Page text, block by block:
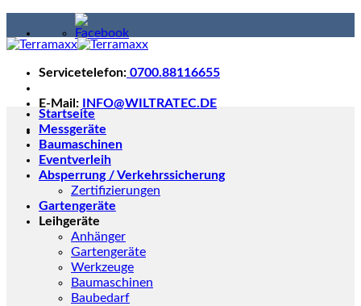
to
content
Servicetelefon: 0700.88116655
E-Mail:
INFO@WILTRATEC.DE
Startseite
Messgeräte
Baumaschinen
Eventverleih
Absperrung / Verkehrssicherung
Zertifizierungen
Gartengeräte
Leihgeräte
Anhänger
Gartengeräte
Werkzeuge
Baumaschinen
Baubedarf